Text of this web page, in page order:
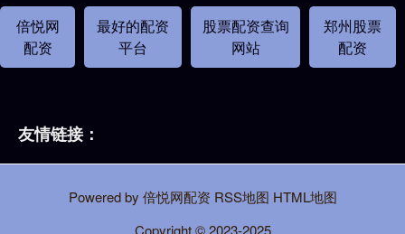
倍悦网
配资
最好的配资
平台
股票配资查询
网站
郑州股票
配资
友情链接：
Powered by 倍悦网配资 RSS地图 HTML地图
Copyright© 2023-2025